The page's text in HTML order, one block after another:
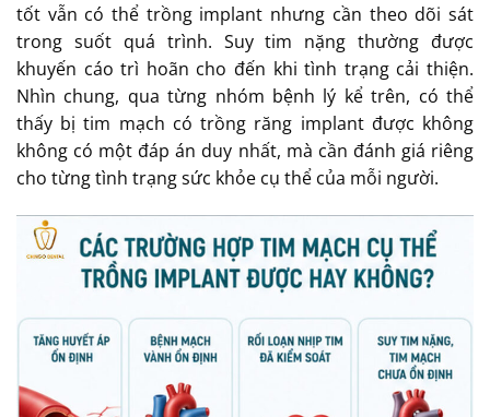
tốt vẫn có thể trồng implant nhưng cần theo dõi sát
trong suốt quá trình. Suy tim nặng thường được
khuyến cáo trì hoãn cho đến khi tình trạng cải thiện.
Nhìn chung, qua từng nhóm bệnh lý kể trên, có thể
thấy bị tim mạch có trồng răng implant được không
không có một đáp án duy nhất, mà cần đánh giá riêng
cho từng tình trạng sức khỏe cụ thể của mỗi người.